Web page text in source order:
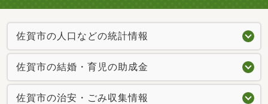
佐賀市の人口などの統計情報
佐賀市の結婚・育児の助成金
佐賀市の治安・ごみ収集情報